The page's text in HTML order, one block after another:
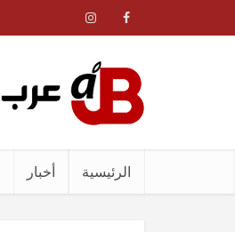
الرئيسية أخبار